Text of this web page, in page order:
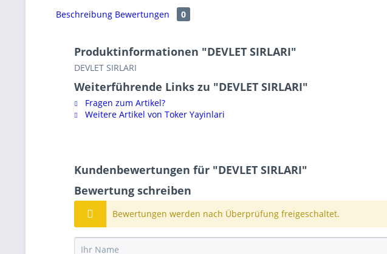
Beschreibung Bewertungen 0
Produktinformationen "DEVLET SIRLARI"
DEVLET SIRLARI
Weiterführende Links zu "DEVLET SIRLARI"
Fragen zum Artikel?
Weitere Artikel von Toker Yayinlari
Kundenbewertungen für "DEVLET SIRLARI"
Bewertung schreiben
Bewertungen werden nach Überprüfung freigeschaltet.